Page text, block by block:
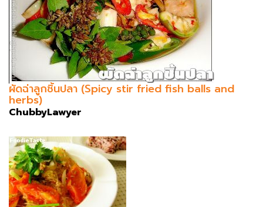
ผัดฉ่าลูกชิ้นปลา (Spicy stir fried fish balls and
herbs)
ChubbyLawyer